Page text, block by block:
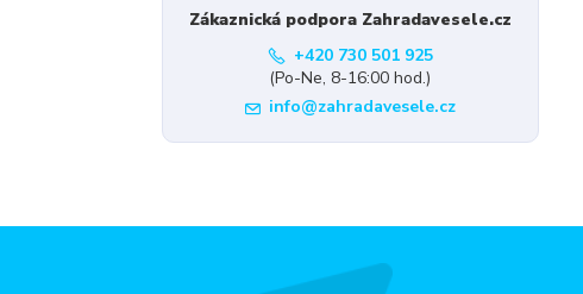
Zákaznická podpora Zahradavesele.cz
+420 730 501 925
(Po-Ne, 8-16:00 hod.)
info@zahradavesele.cz